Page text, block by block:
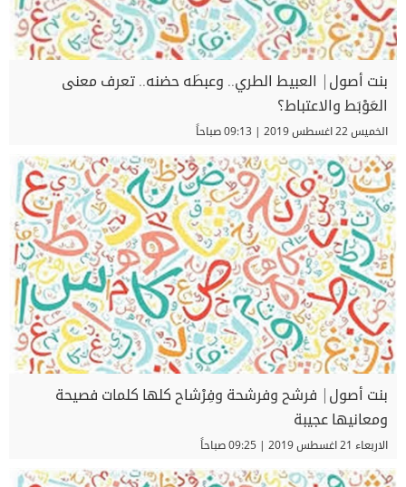
بنت أصول| العبيط الطري.. وعبطَه حضنه.. تعرف معنى
العَوْبَط والاعتباط؟
الخميس 22 اغسطس 2019 | 09:13 صباحاً
بنت أصول| فرشح وفرشحة وفِرْشاح كلها كلمات فصيحة
ومعانيها عجيبة
الاربعاء 21 اغسطس 2019 | 09:25 صباحاً